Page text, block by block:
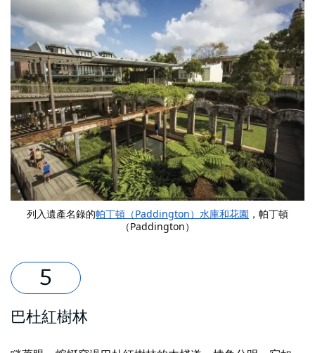
列入遺產名錄的帕丁頓（Paddington）水庫和花園 ，帕丁頓
（Paddington）
巴杜紅樹林